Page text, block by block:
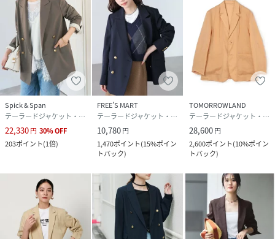
性別タイプ レディース
原産国 中国製
素材
表地:ポリエステル80
% レーヨン20
% 裏地:ポリエステル100
サイズ 0、1
品番
RF6177_61
61-16-0370-462-79-16 RF6177)
Spick & Span
テーラードジャケット・ブレザー
22,330円 30%OFF
203ポイント(1倍)
FREE'S MART
テーラードジャケット・ブレザー
10,780円
1,470ポイント(15%ポイン
トバック)
TOMORROWLAND
テーラードジャケット・ブレザー
28,600円
2,600ポイント(10%ポイン
トバック)